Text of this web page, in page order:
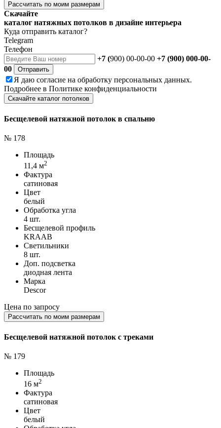
Рассчитать по моим размерам
Скачайте
каталог натяжных потолков в дизайне интерьера
Куда отправить каталог?
Telegram
Телефон
+7 (900) 00-00-00 +7 (900) 000-00-
00
Отправить
Я даю согласие на обработку персональных данных.
Подробнее в Политике конфиденциальности
Скачайте каталог потолков
Бесщелевой натяжной потолок в спальню
№ 178
Площадь
11,4 м2
Фактура
сатиновая
Цвет
белый
Обработка угла
4 шт.
Бесщелевой профиль
KRAAB
Светильники
8 шт.
Доп. подсветка
диодная лента
Марка
Descor
Цена по запросу
Рассчитать по моим размерам
Бесщелевой натяжной потолок с треками
№ 179
Площадь
16 м2
Фактура
сатиновая
Цвет
белый